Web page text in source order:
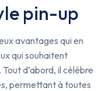
pin-up
avantages qui en
qui souhaitent
d’abord, il célèbre
permettant à toutes